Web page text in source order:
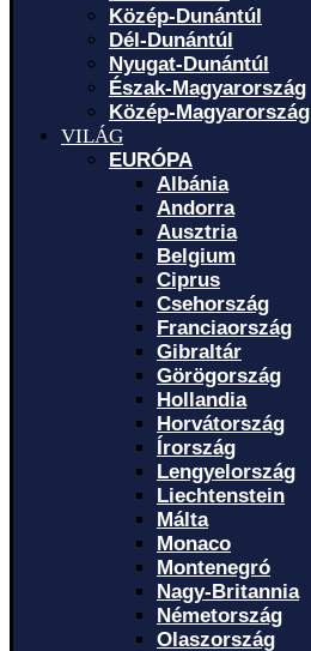
Közép-Dunántúl
Dél-Dunántúl
Nyugat-Dunántúl
Észak-Magyarország
Közép-Magyarország
VILÁG
EURÓPA
Albánia
Andorra
Ausztria
Belgium
Ciprus
Csehország
Franciaország
Gibraltár
Görögország
Hollandia
Horvátország
Írország
Lengyelország
Liechtenstein
Málta
Monaco
Montenegró
Nagy-Britannia
Németország
Olaszország